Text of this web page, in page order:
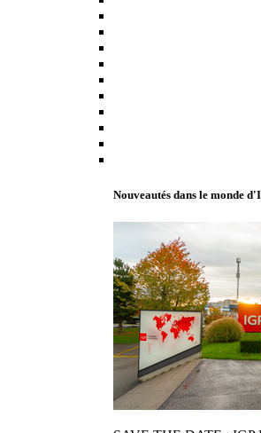
Nouveautés dans le monde